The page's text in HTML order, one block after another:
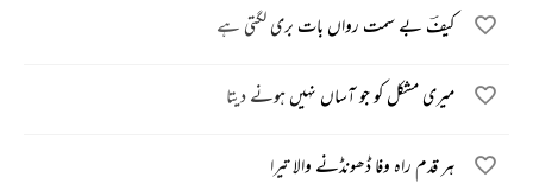
کیفؔ بے سمت رواں بات بری لگتی ہے
میری مشکل کو جو آساں نہیں ہونے دیتا
ہر قدم راہ وفا ڈھونڈنے والا تیرا